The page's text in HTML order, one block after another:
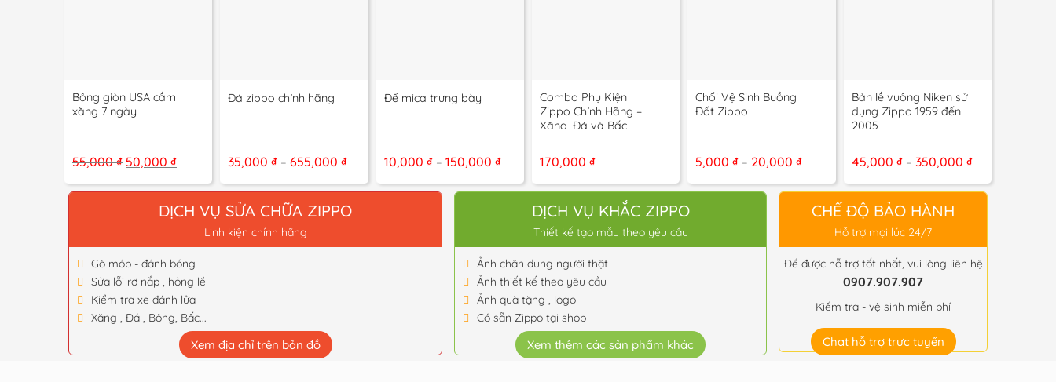
Bông giòn USA cầm
xăng 7 ngày
55,000₫ Giá
gốc
là:
55,000 ₫.
50,000 ₫Giá
hiện
tại
là:
50,000 ₫.
Đá zippo chính hãng
35,000₫ – 655,000₫Khoảng
từ
35,000 ₫
đến
655,000 ₫
Đế mica trưng bày
10,000 ₫ – 150,000 ₫Khoảng
từ
10,000 ₫
150,000 ₫
Combo Phụ Kiện
Zippo Chính Hãng –
Xăng, Đá và Bấc
170,000 ₫
Chổi Vệ Sinh Buồng
Đốt Zippo
5,000₫ – 20,000₫Khoảng
từ
5,000 ₫
đến
20,000 ₫
Bản lề vuông Niken sử
dụng Zippo 1959 đến
2005
45,000 ₫ – 350,000 ₫Khoảng
từ
45,000 ₫
DỊCH VỤ SỬA CHỮA ZIPPO
Linh kiện chính hãng
Gò móp - đánh bóng
Sửa lỗi rơ nắp , hỏng lề
Kiểm tra xe đánh lửa
Xăng , Đá , Bông, Bấc...
Xem địa chỉ trên bản đồ
DỊCH VỤ KHẮC ZIPPO
Thiết kế tạo mẫu theo yêu cầu
Ảnh chân dung người thật
Ảnh thiết kế theo yêu cầu
Ảnh quà tặng , logo
Có sẵn Zippo tại shop
Xem thêm các sản phẩm khác
CHẾ ĐỘ BẢO HÀNH
Hỗ trợ mọi lúc 24/7
Để được hỗ trợ tốt nhất, vui lòng liên hệ
0907.907.907
Kiểm tra - vệ sinh miễn phí
Chat hỗ trợ trực tuyến